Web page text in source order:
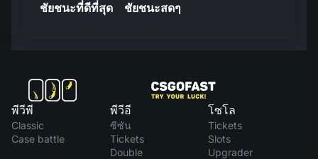
ชัยชนะที่ดีที่สุด ชัยชนะสดๆ
พีวีพี
Classic
Case battle
พีวีอี
ซีซัน
Tickets
Double
โซโล
Tickets
Slots
Upgrader